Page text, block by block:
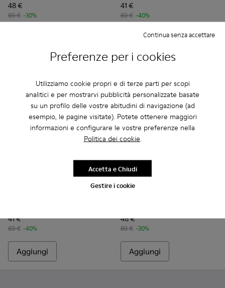
Preferenze per i cookies
Utilizziamo cookie propri e di terze parti per scopi
analitici e per mostrarvi pubblicità personalizzate basate
su un profilo delle vostre abitudini di navigazione (ad
esempio, le pagine visitate). Potete ottenere maggiori
informazioni e configurare le vostre preferenze nella
Politica dei cookie.
Gestire i cookie
Continua senza accettare
Accetta e Chiudi
48 €
69 € -30%
41 €
69 € -40%
Aggiungi
Peu - K800405-057 - Sneakers in pelle blu e verde per
Peu - K800405-064
Peu - K800405-063 - Sneakers in pelle e
Peu - K800405-060
Peu - K800405-059 -
41 €
69 € -40%
Aggiungi
Peu - K800665-001 -
48 €
69 € -30%
Aggiungi